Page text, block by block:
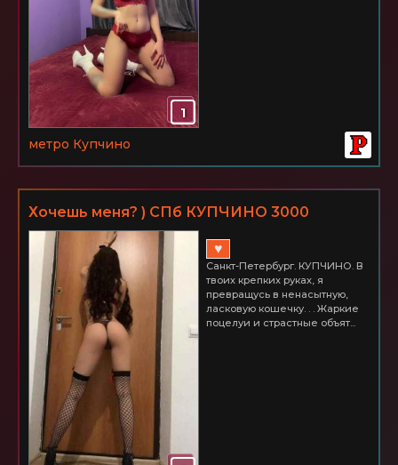
1
метро Купчино
Хочешь меня? ) СПб КУПЧИНО 3000
♥
Санкт-Петербург. КУПЧИНО. В
твоих крепких руках, я
превращусь в ненасытную,
ласковую кошечку. . . Жаркие
поцелуи и страстные объят...